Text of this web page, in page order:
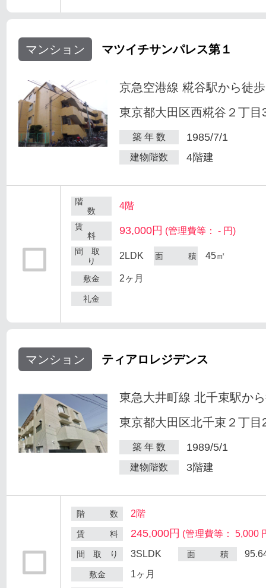
マンション マツイチサンパレス第１
京急空港線 糀谷駅から徒
東京都大田区西糀谷２丁目
築 年 数 1985/7/1
建物階数 4階建
階
数
4階
賃
料
93,000円 (管理費等： - 円)
間 取
り
2LDK 面 積 45㎡
敷金 2ヶ月
礼金
マンション ティアロレジデンス
東急大井町線 北千束駅か
東京都大田区北千束２丁目
築 年 数 1989/5/1
建物階数 3階建
階 数 2階
賃 料 245,000円 (管理費等： 5,000
間 取 り 3SLDK 面 積
敷金 1ヶ月